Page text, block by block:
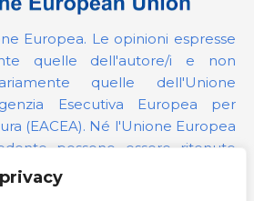
Europea. Le opinioni espresse
quelle dell'autore/i e non
quelle dell'Unione
Esecutiva Europea per
(EACEA). Né l'Unione Europea
possono essere ritenute